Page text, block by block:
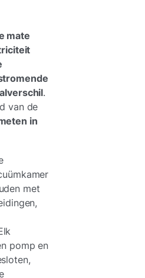
mate
.
van de
in
met
pomp en